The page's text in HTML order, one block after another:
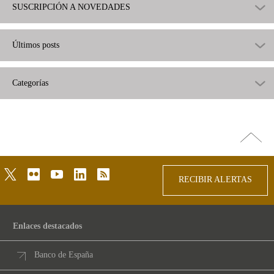
SUSCRIPCIÓN A NOVEDADES
Últimos posts
Categorías
arriba
twitterflickr youtubelinkedinrss
RECIBIR ALERTAS
Enlaces destacados
Banco de España